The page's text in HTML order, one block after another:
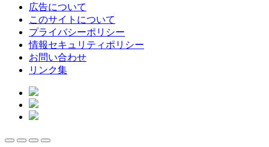
広告について
このサイトについて
プライバシーポリシー
情報セキュリティポリシー
お問い合わせ
リンク集